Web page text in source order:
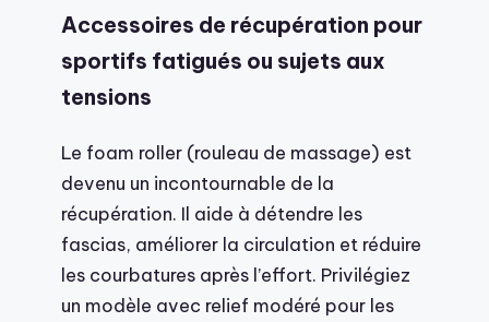
Accessoires de récupération pour
sportifs fatigués ou sujets aux
tensions
Le foam roller (rouleau de massage) est
devenu un incontournable de la
récupération. Il aide à détendre les
fascias, améliorer la circulation et réduire
les courbatures après l’effort. Privilégiez
un modèle avec relief modéré pour les